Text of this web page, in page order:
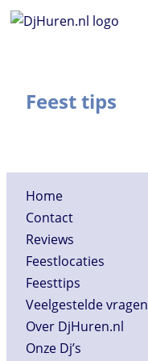
Ga
Feest tips
Home
Contact
Reviews
Feestlocaties
Feesttips
Veelgestelde vragen
Over DjHuren.nl
Onze Dj’s